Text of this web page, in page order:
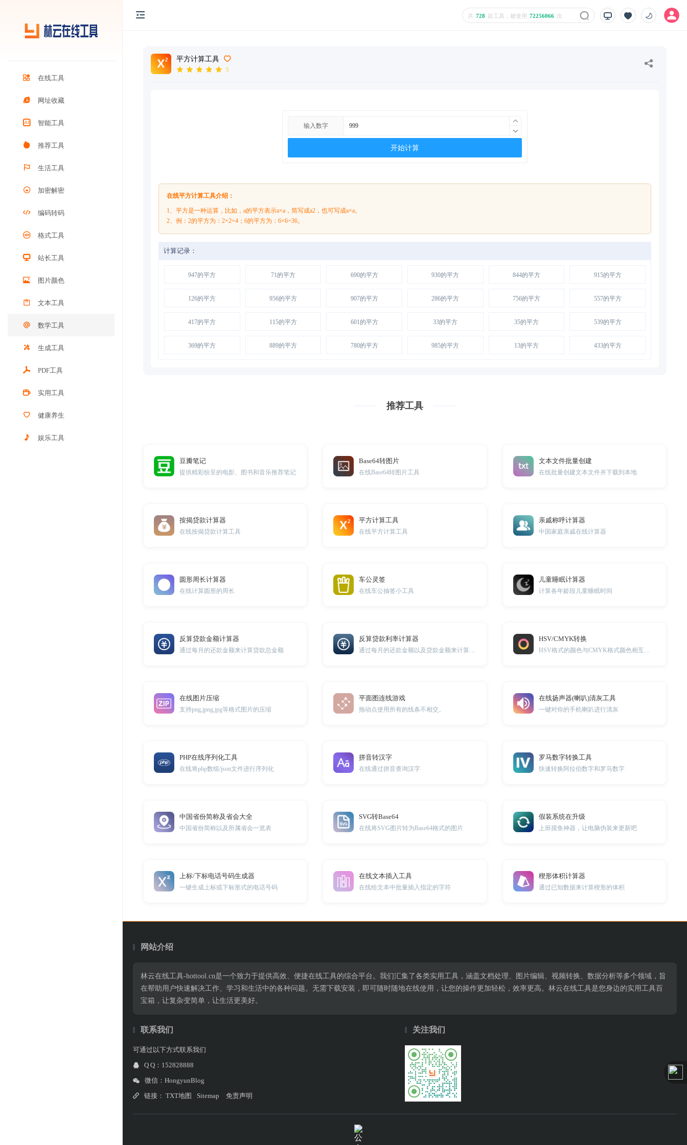
在线工具
网址收藏
智能工具
推荐工具
生活工具
加密解密
编码转码
格式工具
站长工具
图片颜色
文本工具
数学工具
生成工具
PDF工具
实用工具
健康养生
娱乐工具
共 728 款工具，被使用 72256066 次
平方计算工具
5
输入数字
开始计算
在线平方计算工具介绍：
1、平方是一种运算，比如，a的平方表示a×a，简写成a2，也可写成a×a。
2、例：2的平方为：2×2=4；6的平方为：6×6=36。
计算记录：
947的平方 71的平方 690的平方 930的平方 844的平方 915的平方
126的平方 956的平方 907的平方 286的平方 756的平方 557的平方
417的平方 115的平方 601的平方 33的平方 35的平方 539的平方
369的平方 889的平方 780的平方 985的平方 13的平方 433的平方
推荐工具
豆瓣笔记
提供精彩纷呈的电影、图书和音乐推荐笔记
Base64转图片
在线Base64转图片工具
文本文件批量创建
在线批量创建文本文件并下载到本地
按揭贷款计算器
在线按揭贷款计算工具
平方计算工具
在线平方计算工具
亲戚称呼计算器
中国家庭亲戚在线计算器
圆形周长计算器
在线计算圆形的周长
车公灵签
在线车公抽签小工具
儿童睡眠计算器
计算各年龄段儿童睡眠时间
反算贷款金额计算器
通过每月的还款金额来计算贷款总金额
反算贷款利率计算器 HSV/CMYK转换
在线图片压缩
支持png,jpng,jpg等格式图片的压缩
平面图连线游戏
拖动点使用所有的线条不相交。
在线扬声器(喇叭)清灰工具
一键对你的手机喇叭进行清灰
PHP在线序列化工具
在线将php数组/json文件进行序列化
拼音转汉字
在线通过拼音查询汉字
罗马数字转换工具
快速转换阿拉伯数字和罗马数字
中国省份简称及省会大全
中国省份简称以及所属省会一览表
SVG转Base64
在线将SVG图片转为Base64格式的图片
假装系统在升级
上班摸鱼神器，让电脑伪装来更新吧
上标/下标电话号码生成器
一键生成上标或下标形式的电话号码
在线文本插入工具
在线给文本中批量插入指定的字符
楔形体积计算器
通过已知数据来计算楔形的体积
网站介绍
林云在线工具-hottool.cn是一个致力于提供高效、便捷在线工具的综合平台。我们汇集了各类实用工具，涵盖文档处理、图片编辑、视频转换、数据分析等多个领域，旨
在帮助用户快速解决工作、学习和生活中的各种问题。无需下载安装，即可随时随地在线使用，让您的操作更加轻松，效率更高。林云在线工具是您身边的实用工具百
宝箱，让复杂变简单，让生活更美好。
关注我们
联系我们
可通过以下方式联系我们
Q Q：152828888
微信：HongyunBlog
链接： TXT地图 Sitemap 免责声明